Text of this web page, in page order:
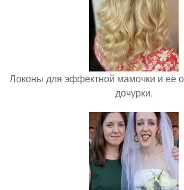
Локоны для эффектной мамочки и её
дочурки.